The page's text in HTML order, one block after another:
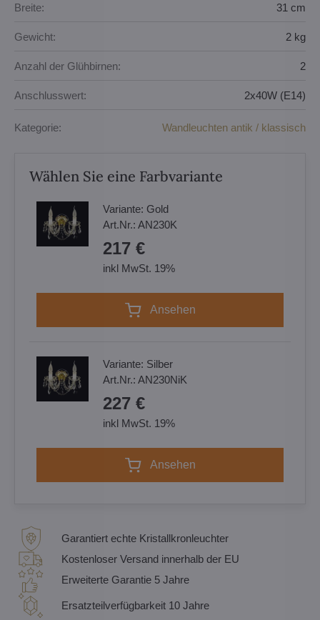
Breite: 31 cm
Gewicht: 2 kg
Anzahl der Glühbirnen: 2
Anschlusswert: 2x40W (E14)
Kategorie: Wandleuchten antik / klassisch
Wählen Sie eine Farbvariante
Variante: Gold
Art.Nr.: AN230K
217 €
inkl MwSt. 19%
Ansehen
Variante: Silber
Art.Nr.: AN230NiK
227 €
inkl MwSt. 19%
Ansehen
Garantiert echte Kristallkronleuchter
Kostenloser Versand innerhalb der EU
Erweiterte Garantie 5 Jahre
Ersatzteilverfügbarkeit 10 Jahre